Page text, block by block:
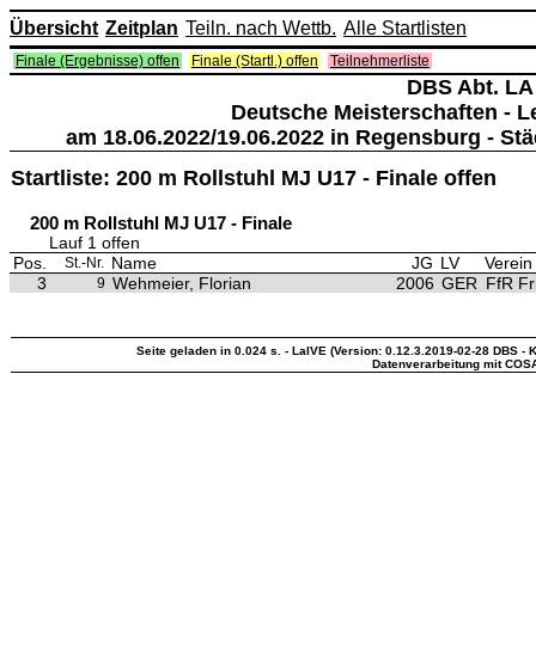
Übersicht Zeitplan Teiln. nach Wettb. Alle Startlisten
Finale (Ergebnisse) offen Finale (Startl.) offen Teilnehmerliste
DBS Abt. LA
Deutsche Meisterschaften -
am 18.06.2022/19.06.2022 in Regensburg -
Startliste: 200 m Rollstuhl MJ U17 - Finale offen
200 m Rollstuhl MJ U17 - Finale
Lauf 1 offen
Pos.
St.-Nr. Name JG LV
Verein
3
9 Wehmeier, Florian 2006 GER FfR
Seite geladen in 0.024 s. - LaIVE (Version: 0.12.3.2019-02-28 DBS -
Datenverarbeitung mit